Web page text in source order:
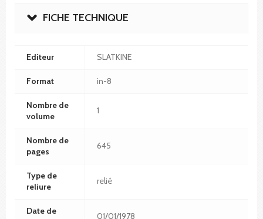
FICHE TECHNIQUE
Editeur SLATKINE
Format in-8
Nombre de
volume
1
Nombre de
pages
645
Type de
reliure
relié
Date de
01/01/1978